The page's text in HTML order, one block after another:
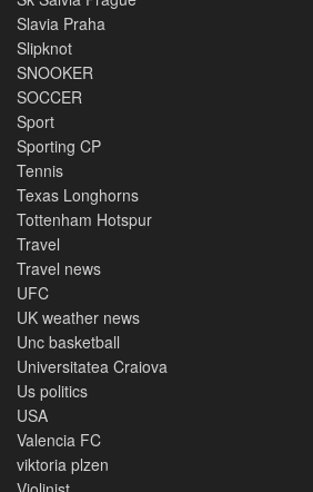
Slavia Praha
Slipknot
SNOOKER
SOCCER
Sport
Sporting CP
Tennis
Texas Longhorns
Tottenham Hotspur
Travel
Travel news
UFC
UK weather news
Unc basketball
Universitatea Craiova
Us politics
USA
Valencia FC
viktoria plzen